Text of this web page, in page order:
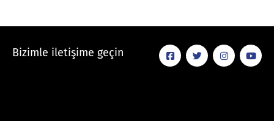
Bizimle iletişime geçin